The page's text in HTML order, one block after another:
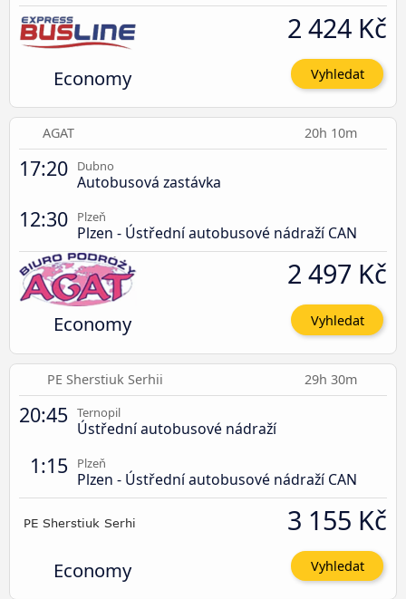
Economy
2 424 Kč
Vyhledat
AGAT 20h 10m
17:20 Dubno
Autobusová zastávka
12:30 Plzeň
Plzen - Ústřední autobusové nádraží CAN
Economy
2 497 Kč
Vyhledat
PE Sherstiuk Serhii 29h 30m
20:45 Ternopil
Ústřední autobusové nádraží
1:15 Plzeň
Plzen - Ústřední autobusové nádraží CAN
Economy
3 155 Kč
Vyhledat